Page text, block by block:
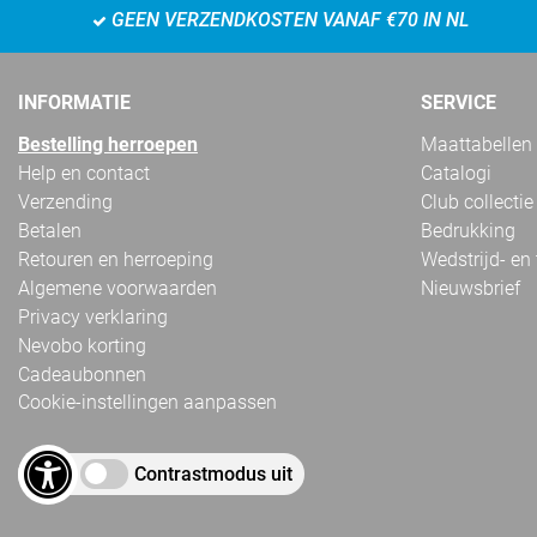
GEEN VERZENDKOSTEN VANAF €70 IN NL
INFORMATIE
Bestelling herroepen
Help en contact
Verzending
Betalen
Retouren en herroeping
Algemene voorwaarden
Privacy verklaring
Nevobo korting
Cadeaubonnen
Cookie-instellingen aanpassen
Contrastmodus uit
SERVICE
Maattabellen
Catalogi
Club collectie
Bedrukking
Wedstrijd-
Nieuwsbrief